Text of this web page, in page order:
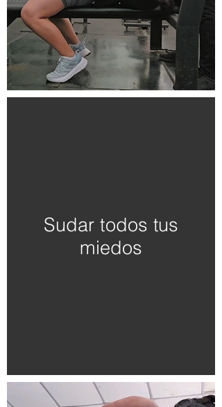
Sudar todos tus
miedos